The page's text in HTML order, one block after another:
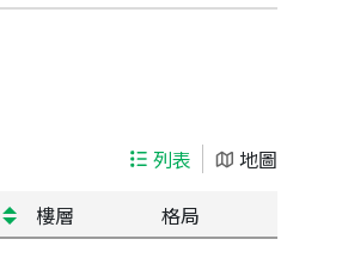
列表
地圖
樓層 格局